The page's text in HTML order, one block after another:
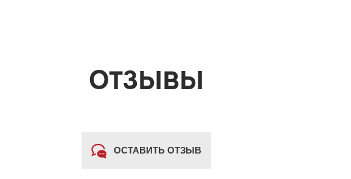
ОТЗЫВЫ
ОСТАВИТЬ ОТЗЫВ